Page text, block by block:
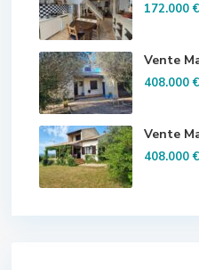
172.000 €
Vente
408.000 €
Vente
408.000 €